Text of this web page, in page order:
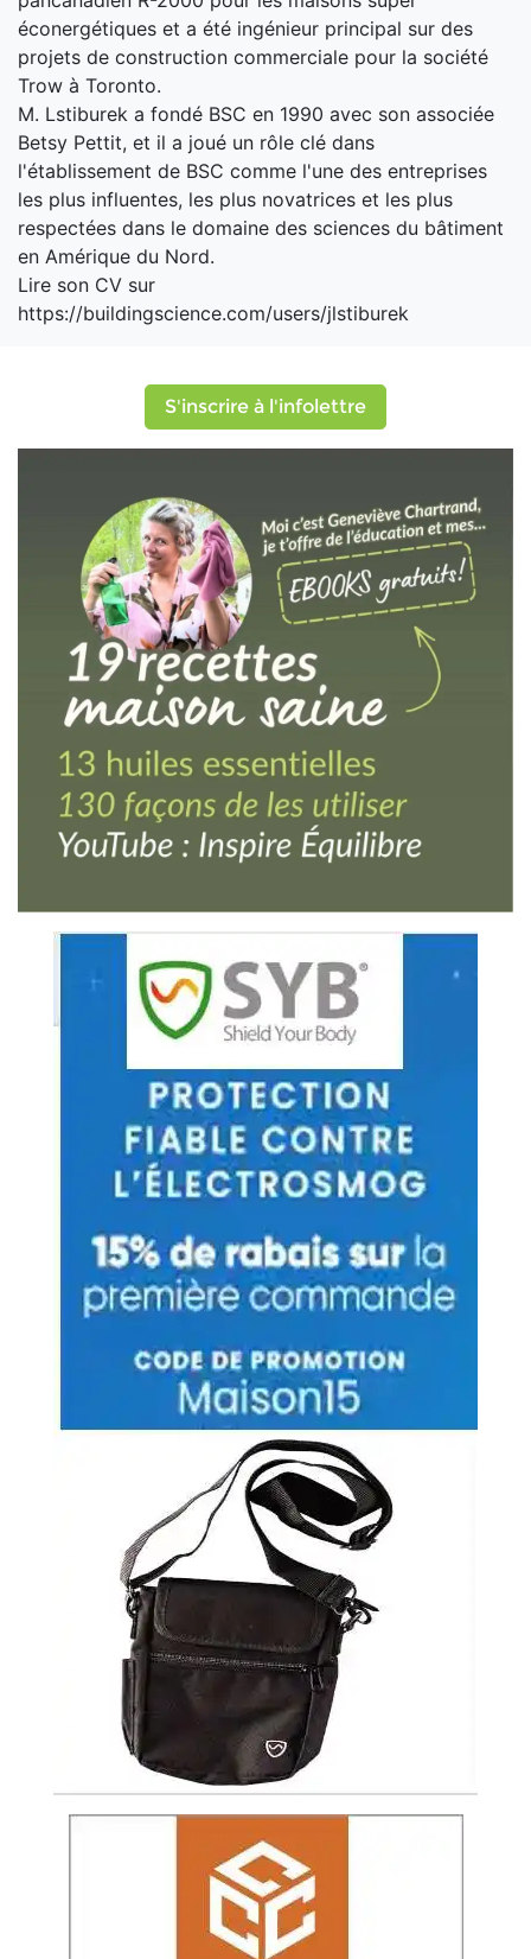
éconergétiques et a été ingénieur principal sur des
projets de construction commerciale pour la société
Trow à Toronto.
M. Lstiburek a fondé BSC en 1990 avec son associée
Betsy Pettit, et il a joué un rôle clé dans
l'établissement de BSC comme l'une des entreprises
les plus influentes, les plus novatrices et les plus
respectées dans le domaine des sciences du bâtiment
en Amérique du Nord.
Lire son CV sur
https://buildingscience.com/users/jlstiburek
S'inscrire à l'infolettre